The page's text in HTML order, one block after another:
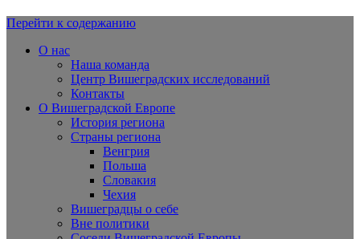
Вишеградская Европа
Перейти к содержанию
О нас
Наша команда
Центр Вишеградских исследований
Контакты
О Вишеградской Европе
История региона
Страны региона
Венгрия
Польша
Словакия
Чехия
Вишеградцы о себе
Вне политики